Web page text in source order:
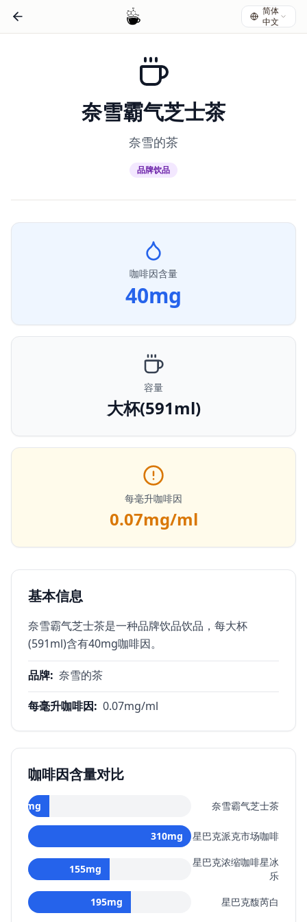
简体
中文
奈雪霸气芝士茶
奈雪的茶
品牌饮品
咖啡因含量
40mg
容量
大杯(591ml)
每毫升咖啡因
0.07mg/ml
基本信息
奈雪霸气芝士茶是一种品牌饮品饮品，每大杯
(591ml)含有40mg咖啡因。
品牌: 奈雪的茶
每毫升咖啡因: 0.07mg/ml
咖啡因含量对比
mg 奈雪霸气芝士茶
310mg 星巴克派克市场咖啡
155mg
星巴克浓缩咖啡星冰
乐
195mg 星巴克馥芮白